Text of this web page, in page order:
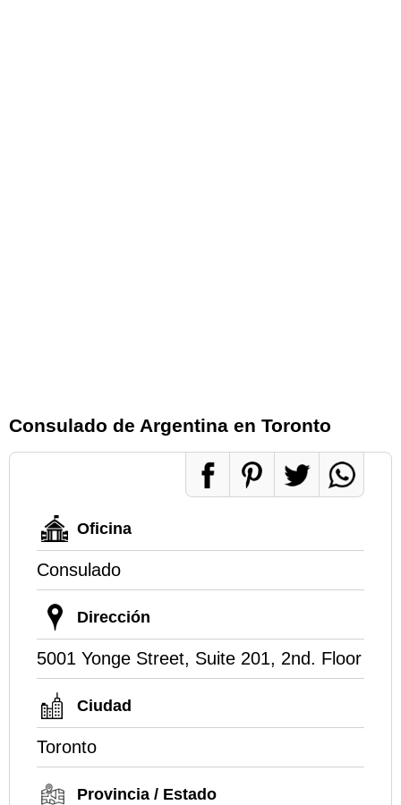
Consulado de Argentina en Toronto
Oficina
Consulado
Dirección
5001 Yonge Street, Suite 201, 2nd. Floor
Ciudad
Toronto
Provincia / Estado